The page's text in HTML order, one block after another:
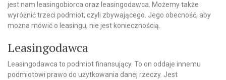
jest nam leasingobiorca oraz leasingodawca. Możemy także
wyróżnić trzeci podmiot, czyli zbywającego. Jego obecność, aby
można mówić o leasingu, nie jest koniecznością.
Leasingodawca
Leasingodawca to podmiot finansujący. To on oddaje innemu
podmiotowi prawo do użytkowania danej rzeczy. Jest